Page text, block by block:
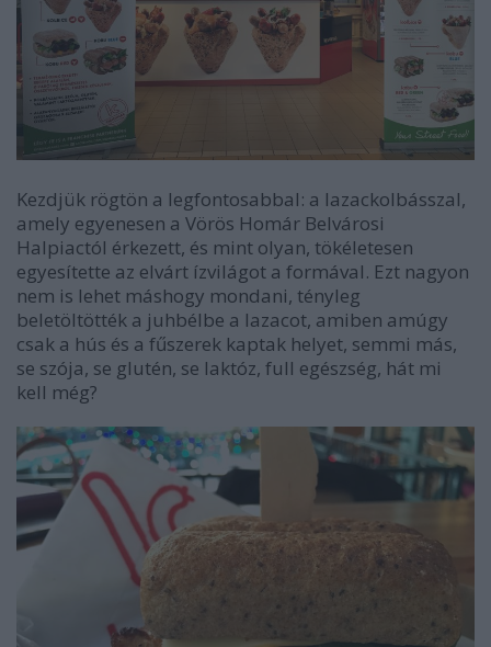
Kezdjük rögtön a legfontosabbal: a lazackolbásszal,
amely egyenesen a Vörös Homár Belvárosi
Halpiactól érkezett, és mint olyan, tökéletesen
egyesítette az elvárt ízvilágot a formával. Ezt nagyon
nem is lehet máshogy mondani, tényleg
beletöltötték a juhbélbe a lazacot, amiben amúgy
csak a hús és a fűszerek kaptak helyet, semmi más,
se szója, se glutén, se laktóz, full egészség, hát mi
kell még?